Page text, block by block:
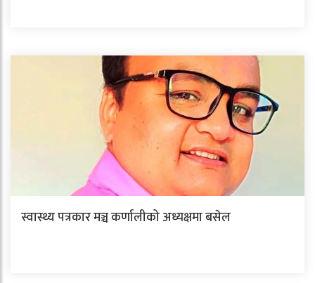
स्वास्थ्य पत्रकार मञ्च कर्णालीको अध्यक्षमा बसेल